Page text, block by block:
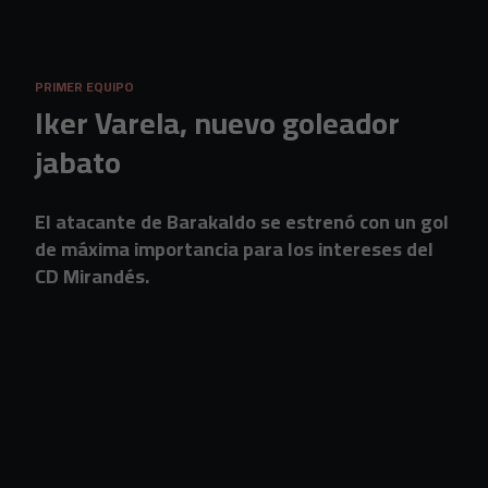
PRIMER EQUIPO
Iker Varela, nuevo goleador
jabato
El atacante de Barakaldo se estrenó con un gol
de máxima importancia para los intereses del
CD Mirandés.